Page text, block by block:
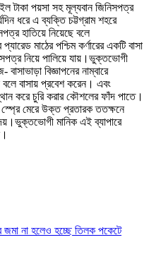
টাকা পয়সা সহ মূল্যবান জিনিসপত্র
ধরে এ ব্যক্তি চট্টগ্রাম শহরে
হাতিয়ে নিয়েছে বলে
মাঠের পশ্চিম কর্ণারের একটি বাসা
নিয়ে পালিয়ে যায়।ভুক্তভোগী
বিজ্ঞাপনের নাম্বারে
বাসায় প্রবেশ করেন। এবং
করে চুরি করার কৌশলের ফাঁদ পাতে।
মেরে উক্ত প্রতারক ততক্ষনে
মানিক এই ব্যাপারে
জমা না হলেও হচ্ছে তিলক পকেটে